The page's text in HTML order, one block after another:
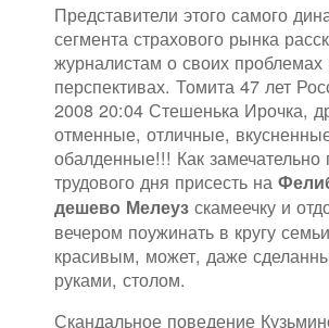
Представители этого самого
сегмента страхового рынка
журналистам о своих проблемах
перспективах. Томита 47 лет
2008 20:04 Стешенька Ирочка,
отменные, отличные,
обалденные!!! Как замечательно
трудового дня присесть на
дешево Мелеуз скамеечку и
вечером поужинать в кругу
красивым, может, даже
руками, столом.
Скандальное поведение